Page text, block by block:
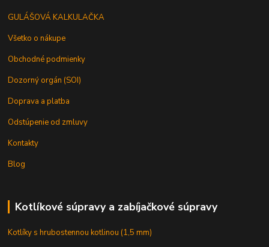
GULÁŠOVÁ KALKULAČKA
Všetko o nákupe
Obchodné podmienky
Dozorný orgán (SOI)
Doprava a platba
Odstúpenie od zmluvy
Kontakty
Blog
Kotlíkové súpravy a zabíjačkové súpravy
Kotlíky s hrubostennou kotlinou (1,5 mm)